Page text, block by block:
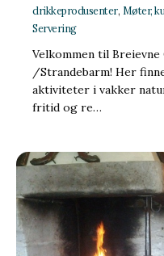
drikkeprodusenter, Møter,
Servering
Velkommen til
/Strandebarm! Her
aktiviteter i vakker
fritid og re…